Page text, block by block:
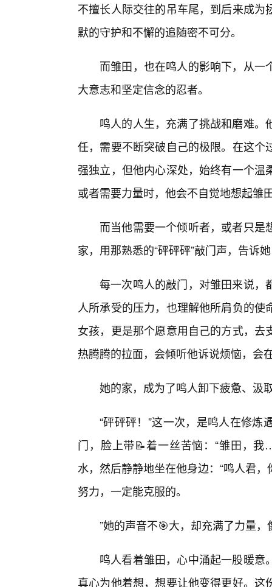
不擅长人际交往的吊车尾，到后来成
默的守护和不懈的追随密不可分。
而雏田，也在鸣人的影响下，从
大意志和坚定信念的忍者。
鸣人的人生，充满了挑战和磨难
任，需要不断突破自己的极限。在这
强独立，但他内心深处，始终有一个
或者需要力量时，他会不自觉地想起雏
而当他需要一个倾听者，或者只
家，用那熟悉的“砰砰砰”敲门声，告诉
每一次鸣人的敲门，对雏田来说，
人所承受的压力，也理解他所肩负的
女孩，更是那个愿意用自己的方式，
热腾腾的拉面，会倾听他诉说烦恼，会
她的家，成为了鸣人卸下疲惫、汲
“砰砰砰！”这一次，是鸣人在修
门，脸上带📝着一丝苦恼：“雏田，
水，然后静静地坐在他身边：“鸣人君
努力，一定能克服的。
”她的声音不🎯大，却充满了力量
鸣人看着雏田，心中涌起一股暖
真心为他着想，想要让他变得更好。